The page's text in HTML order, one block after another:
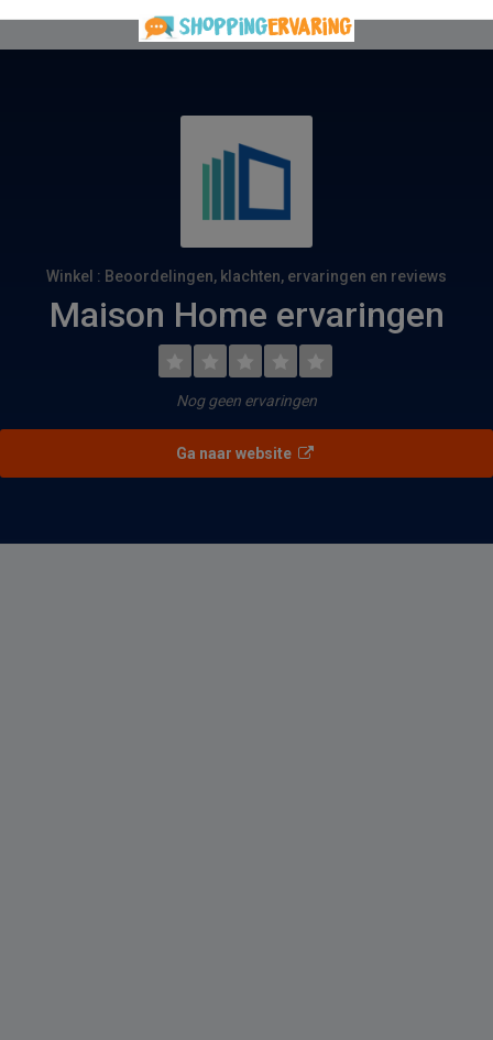
Winkel : Beoordelingen, klachten, ervaringen en reviews
Maison Home ervaringen
Nog geen ervaringen
Ga naar website